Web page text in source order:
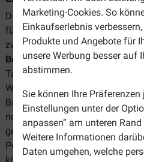
Marketing-Cookies. So
Einkaufserlebnis
Produkte und Angebote für
unsere Werbung besser auf
abstimmen.
Sie können Ihre
Einstellungen unter der
anpassen“ am unteren
Weitere Informationen
Daten umgehen, welche
Die regelmäßige Entwurmung
für seine Gesundheit. Bei
zwischen zwei verschiedenen
Beaphar Worm Remedy All-in-
Tablette, die gegen die am
Würmer wirksam ist:
Bandwürmer.
Beaphar
noch breiter eingesetzt werden.
genannten Würmern wirken
Peitschenwürmer,